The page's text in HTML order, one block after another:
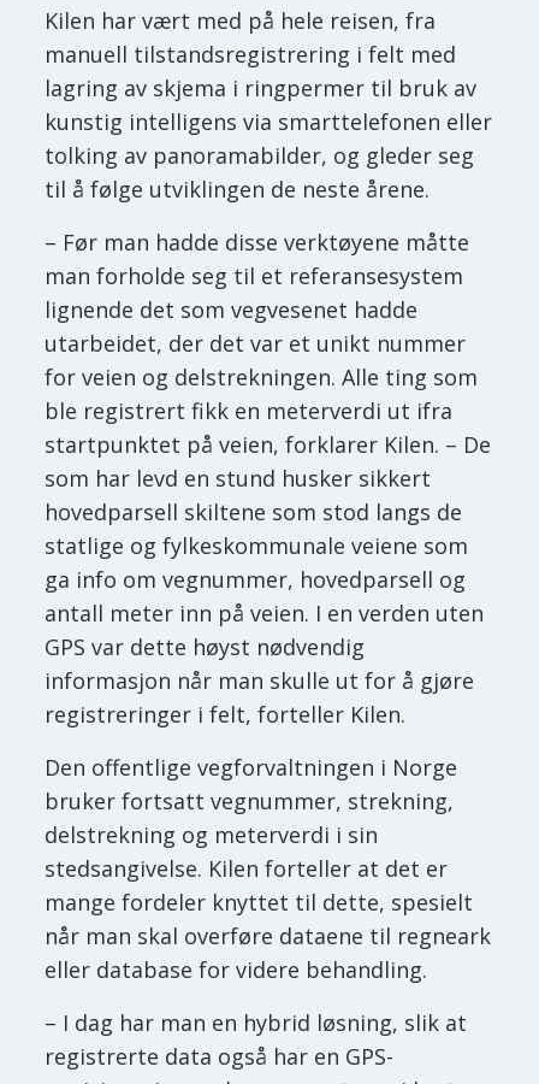
Kilen har vært med på hele reisen, fra
manuell tilstandsregistrering i felt med
lagring av skjema i ringpermer til bruk av
kunstig intelligens via smarttelefonen eller
tolking av panoramabilder, og gleder seg
til å følge utviklingen de neste årene.
– Før man hadde disse verktøyene måtte
man forholde seg til et referansesystem
lignende det som vegvesenet hadde
utarbeidet, der det var et unikt nummer
for veien og delstrekningen. Alle ting som
ble registrert fikk en meterverdi ut ifra
startpunktet på veien, forklarer Kilen. – De
som har levd en stund husker sikkert
hovedparsell skiltene som stod langs de
statlige og fylkeskommunale veiene som
ga info om vegnummer, hovedparsell og
antall meter inn på veien. I en verden uten
GPS var dette høyst nødvendig
informasjon når man skulle ut for å gjøre
registreringer i felt, forteller Kilen.
Den offentlige vegforvaltningen i Norge
bruker fortsatt vegnummer, strekning,
delstrekning og meterverdi i sin
stedsangivelse. Kilen forteller at det er
mange fordeler knyttet til dette, spesielt
når man skal overføre dataene til regneark
eller database for videre behandling.
– I dag har man en hybrid løsning, slik at
registrerte data også har en GPS-